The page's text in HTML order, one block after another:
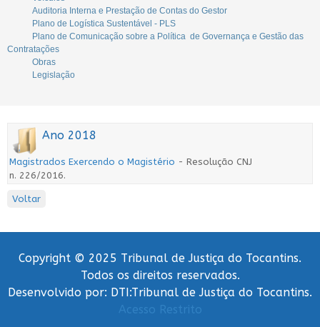
Auditoria Interna e Prestação de Contas do Gestor
Plano de Logística Sustentável - PLS
Plano de Comunicação sobre a Política de Governança e Gestão das
Contratações
Obras
Legislação
Ano 2018
Magistrados Exercendo o Magistério - Resolução CNJ
n. 226/2016.
Voltar
Copyright © 2025 Tribunal de Justiça do Tocantins.
Todos os direitos reservados.
Desenvolvido por: DTI:Tribunal de Justiça do Tocantins.